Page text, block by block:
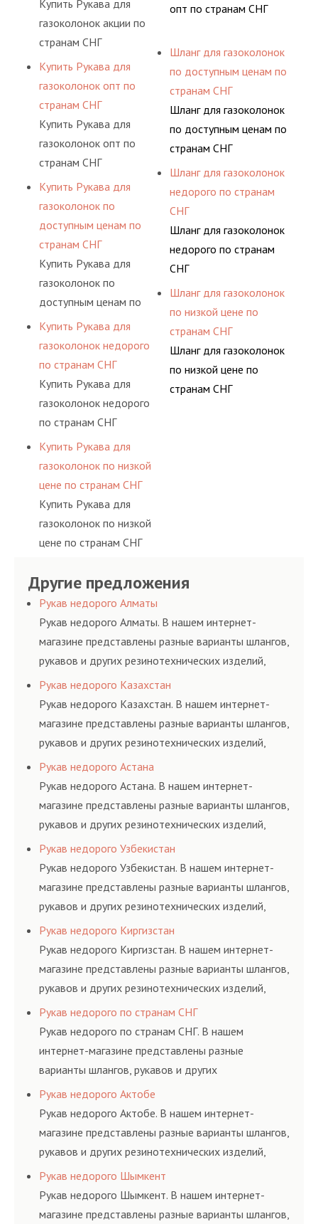
Купить Рукава для
газоколонок акции по
странам СНГ
Купить Рукава для
газоколонок опт по
странам СНГ
Купить Рукава для
газоколонок опт по
странам СНГ
Купить Рукава для
газоколонок по
доступным ценам по
странам СНГ
Купить Рукава для
газоколонок по
доступным ценам по
странам СНГ
Купить Рукава для
газоколонок недорого
по странам СНГ
Купить Рукава для
газоколонок недорого
по странам СНГ
Купить Рукава для
газоколонок по низкой
цене по странам СНГ
Купить Рукава для
газоколонок по низкой
цене по странам СНГ
опт по странам СНГ
Шланг для газоколонок
по доступным ценам по
странам СНГ
Шланг для газоколонок
по доступным ценам по
странам СНГ
Шланг для газоколонок
недорого по странам
СНГ
Шланг для газоколонок
недорого по странам
СНГ
Шланг для газоколонок
по низкой цене по
странам СНГ
Шланг для газоколонок
по низкой цене по
странам СНГ
Другие предложения
Рукав недорого Алматы
Рукав недорого Алматы. В нашем интернет-
магазине представлены разные варианты шлангов,
рукавов и других резинотехнических изделий,
соответствующих ГОСТам, техническим условиям
и нормативам.
Рукав недорого Казахстан
Рукав недорого Казахстан. В нашем интернет-
магазине представлены разные варианты шлангов,
рукавов и других резинотехнических изделий,
соответствующих ГОСТам, техническим условиям
и нормативам.
Рукав недорого Астана
Рукав недорого Астана. В нашем интернет-
магазине представлены разные варианты шлангов,
рукавов и других резинотехнических изделий,
соответствующих ГОСТам, техническим условиям
и нормативам.
Рукав недорого Узбекистан
Рукав недорого Узбекистан. В нашем интернет-
магазине представлены разные варианты шлангов,
рукавов и других резинотехнических изделий,
соответствующих ГОСТам, техническим условиям
и нормативам.
Рукав недорого Киргизстан
Рукав недорого Киргизстан. В нашем интернет-
магазине представлены разные варианты шлангов,
рукавов и других резинотехнических изделий,
соответствующих ГОСТам, техническим условиям
и нормативам.
Рукав недорого по странам СНГ
Рукав недорого по странам СНГ. В нашем
интернет-магазине представлены разные
варианты шлангов, рукавов и других
резинотехнических изделий, соответствующих
ГОСТам, техническим условиям и нормативам.
Рукав недорого Актобе
Рукав недорого Актобе. В нашем интернет-
магазине представлены разные варианты шлангов,
рукавов и других резинотехнических изделий,
соответствующих ГОСТам, техническим условиям
и нормативам.
Рукав недорого Шымкент
Рукав недорого Шымкент. В нашем интернет-
магазине представлены разные варианты шлангов,